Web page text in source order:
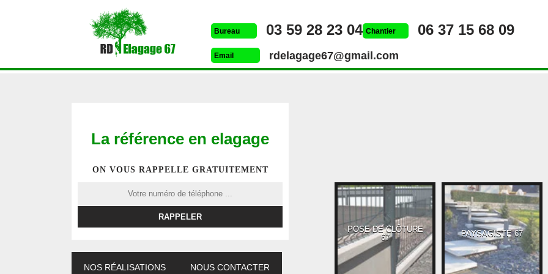
Bureau 03 59 28 23 04 Chantier 06 37 15 68 09
Email rdelagage67@gmail.com
La référence en elagage
ON VOUS RAPPELLE GRATUITEMENT
NOS RÉALISATIONS NOUS CONTACTER
POSE DE CLÔTURE
67
PAYSAGISTE 67